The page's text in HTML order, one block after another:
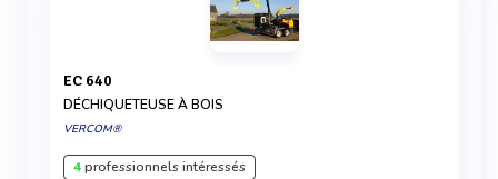
EC 640
DÉCHIQUETEUSE À BOIS
VERCOM®
4professionnels intéressés